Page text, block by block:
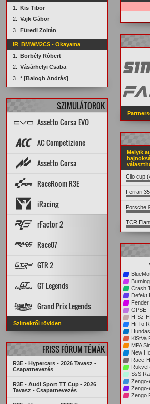
1. Kis Tibor
2. Vajk Gábor
3. Füredi Zoltán
IR_BMWM2CS - Okayama
1. Borbély Róbert
2. Vásárhelyi Csaba
3. * [Balogh András]
SZIMULÁTOROK
Assetto Corsa EVO
AC Competizione
Topik
PÁLYA REKORDOK
AUTÓK
Dedi szerverek
Dedi stat
Assetto Corsa
Rank App
AUTÓK
PÁLYÁK
STATISZTIKÁK
Good/Bad mods
RaceRoom R3E
Cars & Tracks felmérés
PÁLYÁK
Leaderboard
PÁLYA REKORDOK
ARCHÍVUM
iRacing
rFactor 2
Race07
STATISZTIKÁK
GTR 2
STATISZTIKÁKGT Legends
KREDITRENDSZER
PÁLYA REKORDOK
STATISZTIKÁK
ARCHÍVUM
Grand Prix Legends
Főoldal
Szimekről röviden
FRISS FÓRUM TÉMÁK
R3E - Hypercars - 2026 Tavasz -
Csapatnevezés
R3E - Audi Sport TT Cup - 2026
Tavasz - Csapatnevezés
Melyik
Clio cup
Ferrari
Porsche
TCR
Crash
Defekt
GPSE
H-Sz-
Hi-To
KiStVa
MPA
New
Race-
SsS
Zengo-
Zengo-
Zengo